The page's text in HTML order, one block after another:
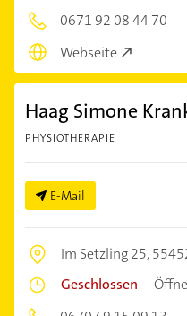
0671 92 08 44 70
Webseite
Haag Simone
PHYSIOTHERAPIE
E-Mail
Im Setzling 25,
Geschlossen –